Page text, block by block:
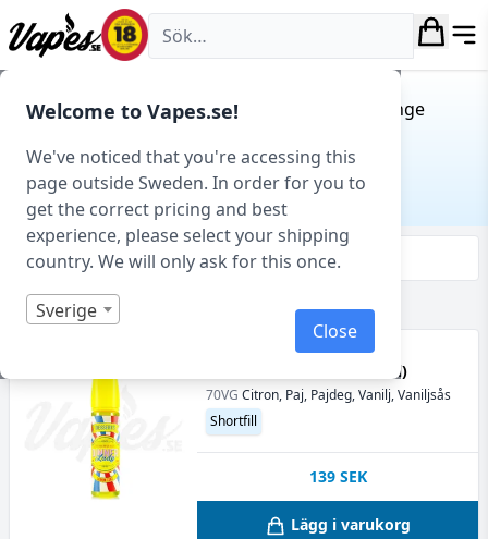
Welcome to Vapes.se!
We've noticed that you're accessing this
page outside Sweden. In order for you to
get the correct pricing and best
experience, please select your shipping
country. We will only ask for this once.
Sverige
Close
Vapes.se
Hem/ Produkt Serie / Dinner Lady Dessert Range
DINNER LADY DESSERT
RANGE
Filtrera & sortera
Visar 3 produkter av 3 totalt
Dinner Lady - Lemon Tart
(Desserts) (50 ml, Shortfill)
70VG Citron, Paj, Pajdeg, Vanilj, Vaniljsås
Shortfill
139 SEK
Lägg i varukorg